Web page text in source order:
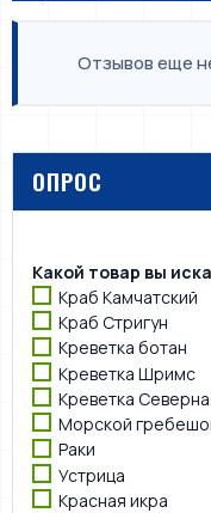
Отзывов еще
ОПРОС
Какой товар вы
Краб Камчатский
Краб Стригун
Креветка ботан
Креветка Шримс
Креветка
Морской
Раки
Устрица
Красная икра